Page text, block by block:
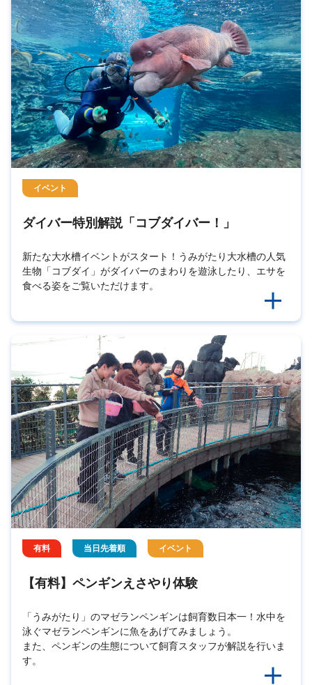
イベント
ダイバー特別解説「コブダイバー！」
新たな大水槽イベントがスタート！うみがたり大水槽の人気
生物「コブダイ」がダイバーのまわりを遊泳したり、エサを
食べる姿をご覧いただけます。
有料 当日先着順 イベント
【有料】ペンギンえさやり体験
「うみがたり」のマゼランペンギンは飼育数日本一！水中を
泳ぐマゼランペンギンに魚をあげてみましょう。
また、ペンギンの生態について飼育スタッフが解説を行いま
す。